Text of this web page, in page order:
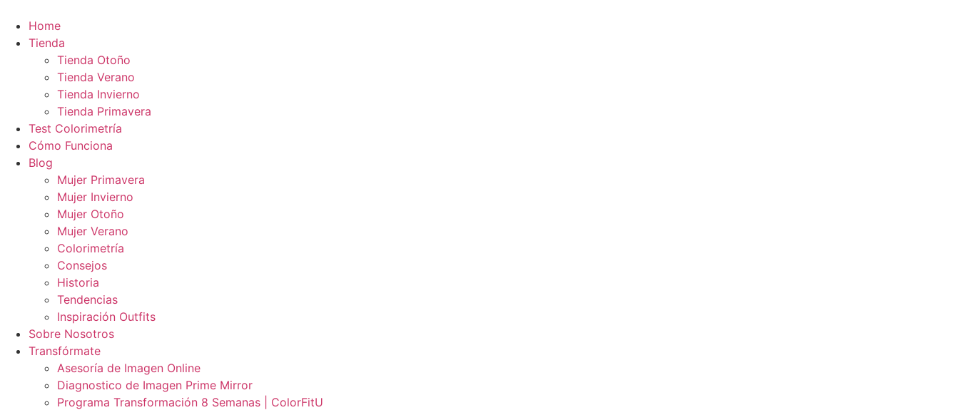
contenido
Home
Tienda
Tienda Otoño
Tienda Verano
Tienda Invierno
Tienda Primavera
Test Colorimetría
Cómo Funciona
Blog
Mujer Primavera
Mujer Invierno
Mujer Otoño
Mujer Verano
Colorimetría
Consejos
Historia
Tendencias
Inspiración Outfits
Sobre Nosotros
Transfórmate
Asesoría de Imagen Online
Diagnostico de Imagen Prime Mirror
Programa Transformación 8 Semanas | ColorFitU